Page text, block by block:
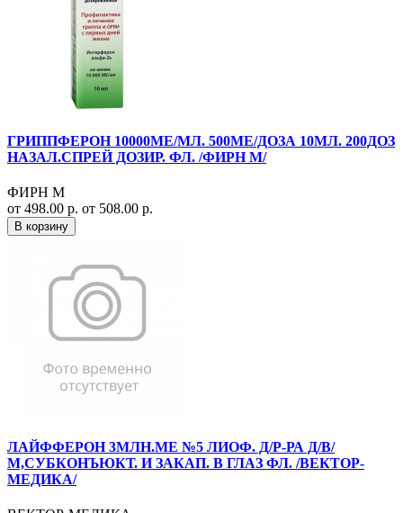
ГРИППФЕРОН 10000МЕ/МЛ. 500МЕ/ДОЗА 10МЛ. 200ДОЗ
НАЗАЛ.СПРЕЙ ДОЗИР. ФЛ. /ФИРН М/
ФИРН М
от 498.00 р. от 508.00 р.
В корзину
ЛАЙФФЕРОН 3МЛН.МЕ №5 ЛИОФ. Д/Р-РА Д/В/
М,СУБКОНЪЮКТ. И ЗАКАП. В ГЛАЗ ФЛ. /ВЕКТОР-
МЕДИКА/